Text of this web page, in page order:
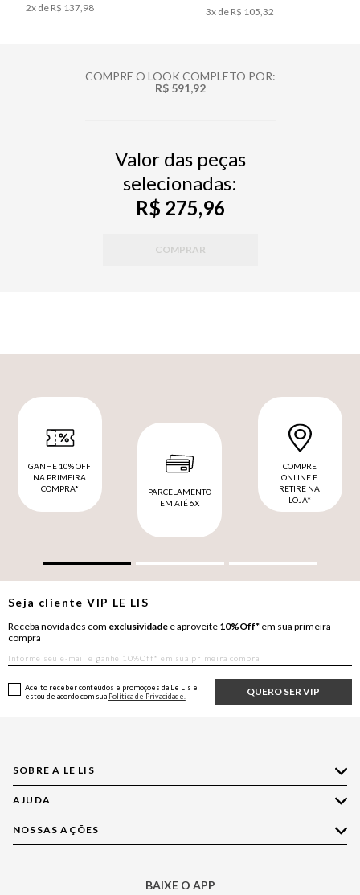
2x de R$ 137,98
3x de R$ 105,32
COMPRE O LOOK COMPLETO POR:
R$ 591,92
Valor das peças
selecionadas:
R$ 275,96
COMPRAR
GANHE 10% OFF
NA PRIMEIRA
COMPRA*
PARCELAMENTO
EM ATÉ 6X
COMPRE
ONLINE E
RETIRE NA
LOJA*
Seja clienteVIP LE LIS
Receba novidades com exclusividade e aproveite 10%Off* em sua primeira
compra
QUERO SER VIP
Aceito receber conteúdos e promoções da Le Lis e
estou de acordo com sua Política de Privacidade.
SOBRE A LE LIS
Quem Somos
Nossas Lojas
Política de Privacidade
AJUDA
Compre pelo WhatsApp
Central de Relacionamento
NOSSAS AÇÕES
BAIXE O APP